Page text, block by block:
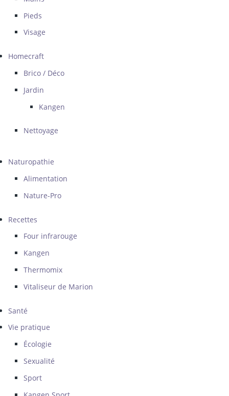
Pieds
Visage
Homecraft
Brico / Déco
Jardin
Kangen
Nettoyage
Naturopathie
Alimentation
Nature-Pro
Recettes
Four infrarouge
Kangen
Thermomix
Vitaliseur de Marion
Santé
Vie pratique
Écologie
Sexualité
Sport